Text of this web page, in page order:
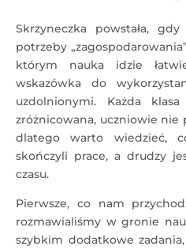
Skrzyneczka powstała,
potrzeby
którym nauka idzie
wskazówka do
uzdolnionymi. Każda
zróżnicowana, uczniowie
dlatego warto wiedzieć,
skończyli prace, a drudzy
czasu.
Pierwsze, co nam
rozmawialiśmy w gronie
szybkim dodatkowe